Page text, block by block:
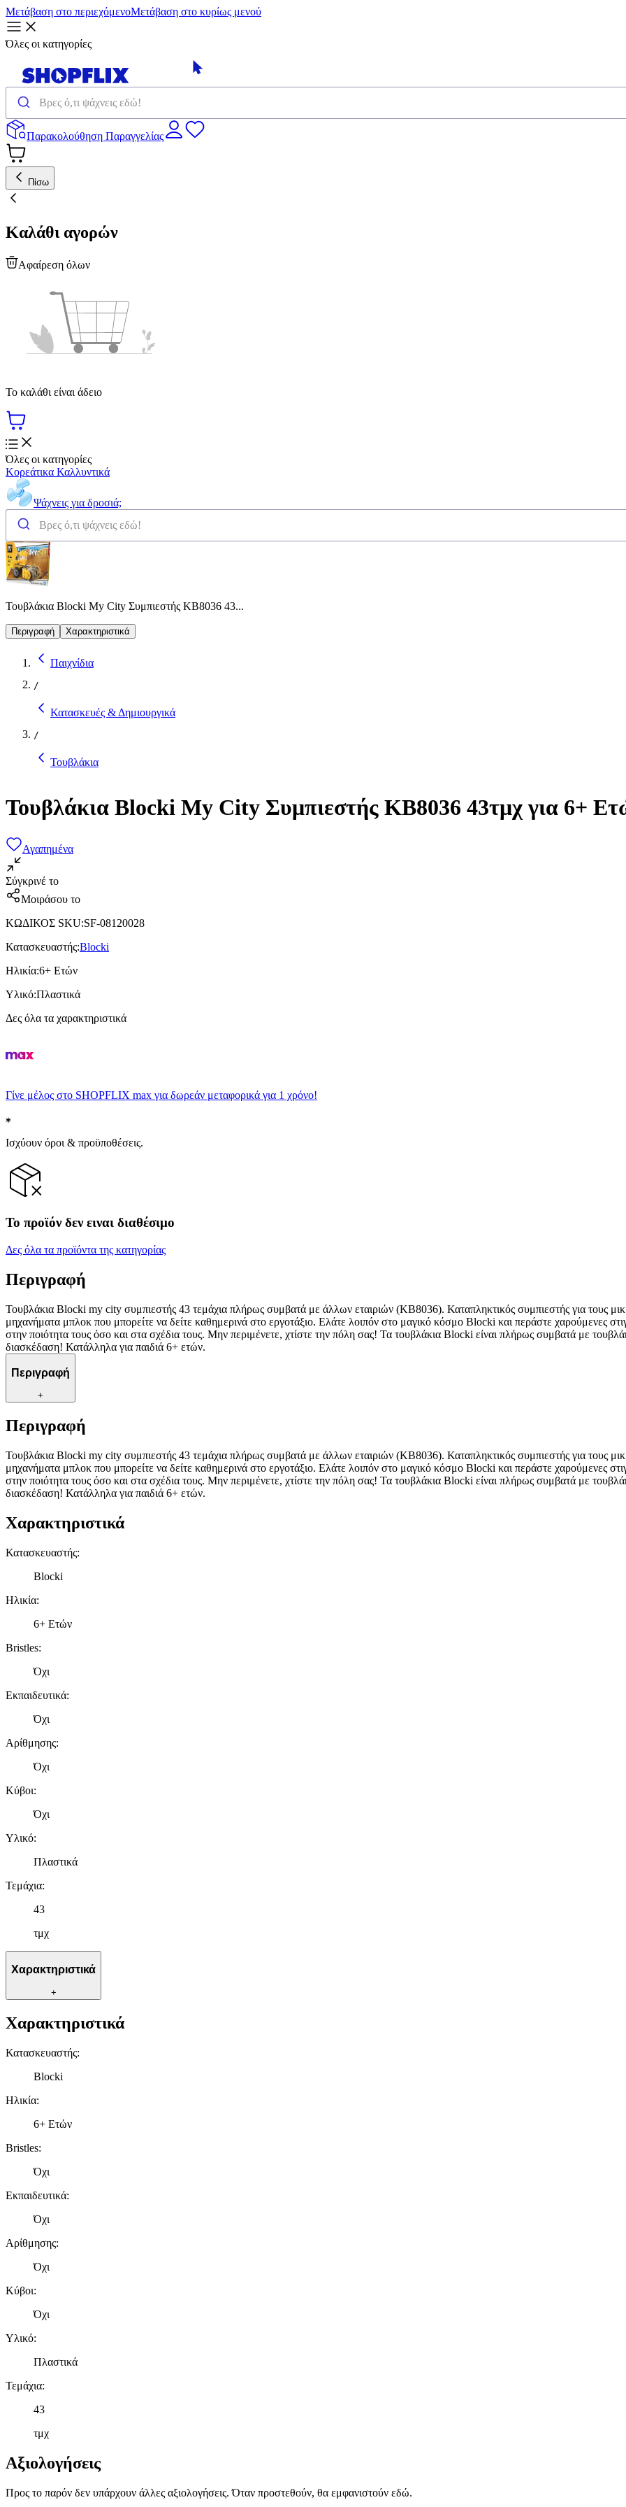
Μετάβαση στο περιεχόμενοΜετάβαση στο κυρίως μενού
Όλες οι κατηγορίες
Παρακολούθηση Παραγγελίας
Πίσω
Καλάθι αγορών
Αφαίρεση όλων
Το καλάθι είναι άδειο
Όλες οι κατηγορίες
Κορεάτικα Καλλυντικά
Ψάχνεις για δροσιά;
Τουβλάκια Blocki My City Συμπιεστής KB8036 43...
Περιγραφή Χαρακτηριστικά
Παιχνίδια
/
Κατασκευές & Δημιουργικά
/
Τουβλάκια
Τουβλάκια Blocki My City Συμπιεστής KB8036 43τμχ για 6+
Αγαπημένα
Σύγκρινέ το
Μοιράσου το
ΚΩΔΙΚΟΣ SKU:SF-08120028
Κατασκευαστής:Blocki
Ηλικία:6+ Ετών
Υλικό:Πλαστικά
Δες όλα τα χαρακτηριστικά
Γίνε μέλος στο SHOPFLIX max για δωρεάν μεταφορικά για 1 χρόνο!
Ισχύουν όροι & προϋποθέσεις.
Το προϊόν δεν ειναι διαθέσιμο
Δες όλα τα προϊόντα της κατηγορίας
Περιγραφή
Τουβλάκια Blocki my city συμπιεστής 43 τεμάχια πλήρως συμβατά με άλλων εταιριών (KB8036). Καταπληκτικός συμπιεστής για τους
μηχανήματα μπλοκ που μπορείτε να δείτε καθημερινά στο εργοτάξιο. Ελάτε λοιπόν στο μαγικό κόσμο Blocki και περάστε χαρούμενες
στην ποιότητα τους όσο και στα σχέδια τους. Μην περιμένετε, χτίστε την πόλη σας! Τα τουβλάκια Blocki είναι πλήρως συμβατά με
διασκέδαση! Κατάλληλα για παιδιά 6+ ετών.
Περιγραφή
+
Περιγραφή
Τουβλάκια Blocki my city συμπιεστής 43 τεμάχια πλήρως συμβατά με άλλων εταιριών (KB8036). Καταπληκτικός συμπιεστής για τους
μηχανήματα μπλοκ που μπορείτε να δείτε καθημερινά στο εργοτάξιο. Ελάτε λοιπόν στο μαγικό κόσμο Blocki και περάστε χαρούμενες
στην ποιότητα τους όσο και στα σχέδια τους. Μην περιμένετε, χτίστε την πόλη σας! Τα τουβλάκια Blocki είναι πλήρως συμβατά με
διασκέδαση! Κατάλληλα για παιδιά 6+ ετών.
Χαρακτηριστικά
Κατασκευαστής:
Blocki
Ηλικία:
6+ Ετών
Bristles:
Όχι
Εκπαιδευτικά:
Όχι
Αρίθμησης:
Όχι
Κύβοι:
Όχι
Υλικό:
Πλαστικά
Τεμάχια:
43
τμχ
Χαρακτηριστικά
+
Χαρακτηριστικά
Κατασκευαστής:
Blocki
Ηλικία:
6+ Ετών
Bristles:
Όχι
Εκπαιδευτικά:
Όχι
Αρίθμησης:
Όχι
Κύβοι:
Όχι
Υλικό:
Πλαστικά
Τεμάχια:
43
τμχ
Αξιολογήσεις
Προς το παρόν δεν υπάρχουν άλλες αξιολογήσεις. Όταν προστεθούν, θα εμφανιστούν εδώ.